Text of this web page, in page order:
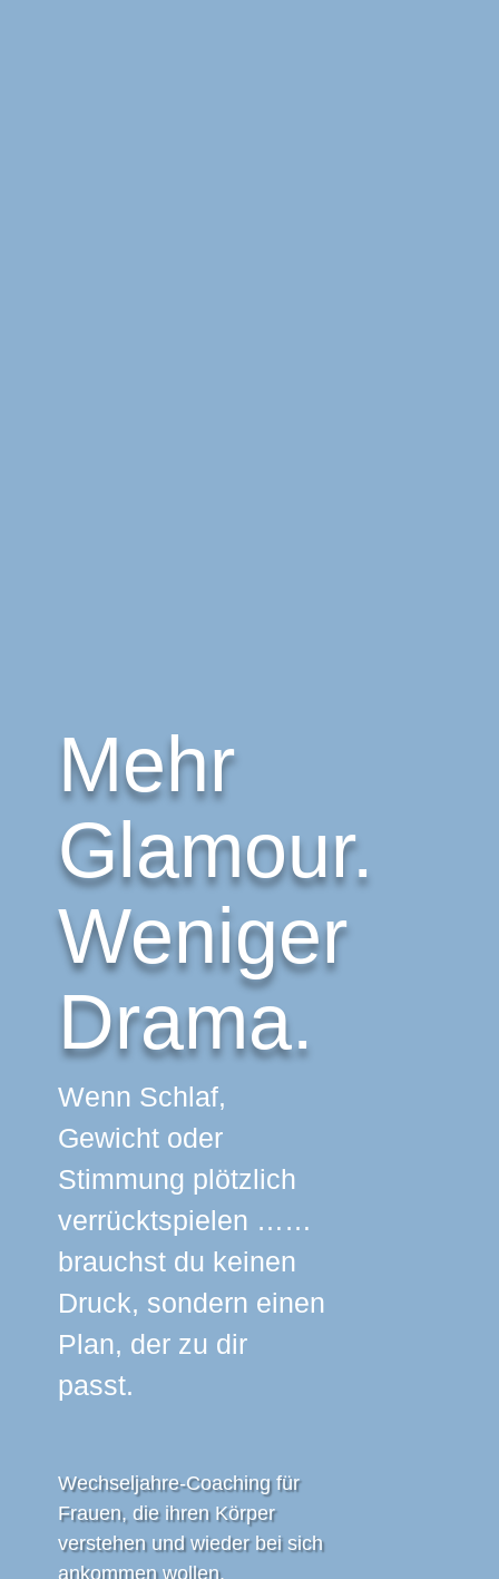
Mehr
Glamour.
Weniger
Drama.
Wenn Schlaf,
Gewicht oder
Stimmung plötzlich
verrücktspielen ……
brauchst du keinen
Druck, sondern einen
Plan, der zu dir
passt.
Wechseljahre-Coaching für
Frauen, die ihren Körper
verstehen und wieder bei sich
ankommen wollen.